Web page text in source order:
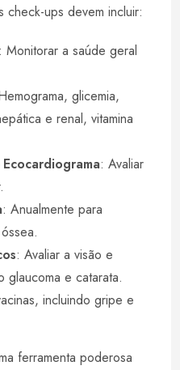
check-ups devem incluir:
: Monitorar a saúde geral
glicemia,
e renal, vitamina
: Avaliar
: Anualmente para
: Avaliar a visão e
glaucoma e catarata.
incluindo gripe e
ferramenta poderosa